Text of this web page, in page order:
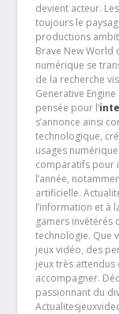
devient acteur.
toujours le
productions
Brave New World
numérique se
de la recherche
Generative
pensée pour l’
s’annonce ainsi
technologique,
usages
comparatifs pour
l’année,
artificielle.
l’information et à
gamers invétérés
technologie. Que
jeux vidéo, des
jeux très attendus
accompagner.
passionnant du